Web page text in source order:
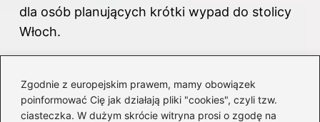
Zgodnie z europejskim prawem, mamy obowiązek
poinformować Cię jak działają pliki "cookies", czyli tzw.
ciasteczka. W dużym skrócie witryna prosi o zgodę na
dla osób planujących krótki wypad do stolicy
Włoch.
do Rzymu?
Bezpośrednie loty z Katowic do Rzymu